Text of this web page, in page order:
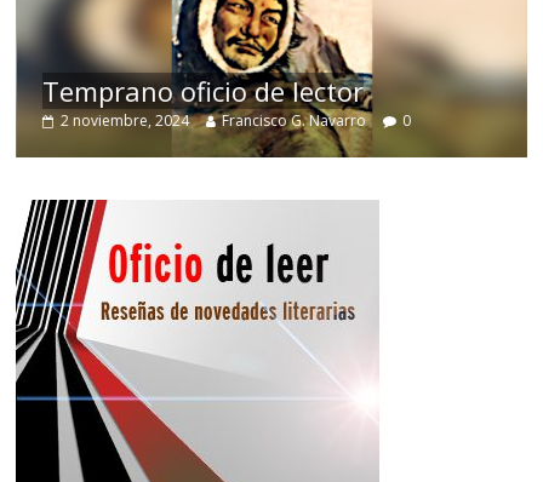
Temprano oficio de lector
2 noviembre, 2024 Francisco G. Navarro 0